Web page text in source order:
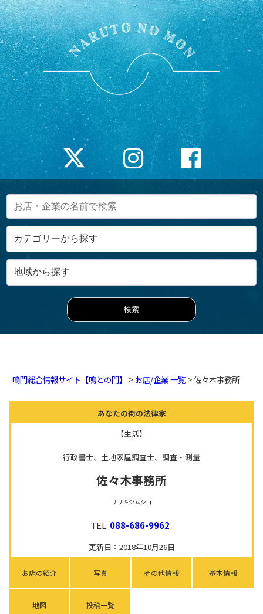
鳴門総合情報サイト【鳴との門】 > お店/企業 一覧 > 佐々木事務所
あなたの街の法律家
【生活】
行政書士、土地家屋調査士、調査・測量
佐々木事務所
ササキジムショ
TEL. 088-686-9962
更新日：2018年10月26日
お店の紹介 写真 その他情報 基本情報
地図 投稿一覧